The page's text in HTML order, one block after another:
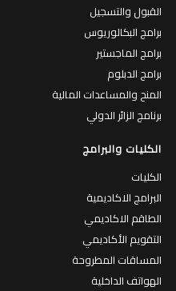
القبول والتسجيل
برامج البكالوريوس
برامج الماجستير
برامج الدبلوم
المنح والمساعدات المالية
برنامج الزائر الدولي
الكليات والبرامج
الكليات
البرامج الاكاديمية
الطاقم الاكاديمي
التقويم الأكاديمي
المساقات المطروحة
الهواتف الداخلية